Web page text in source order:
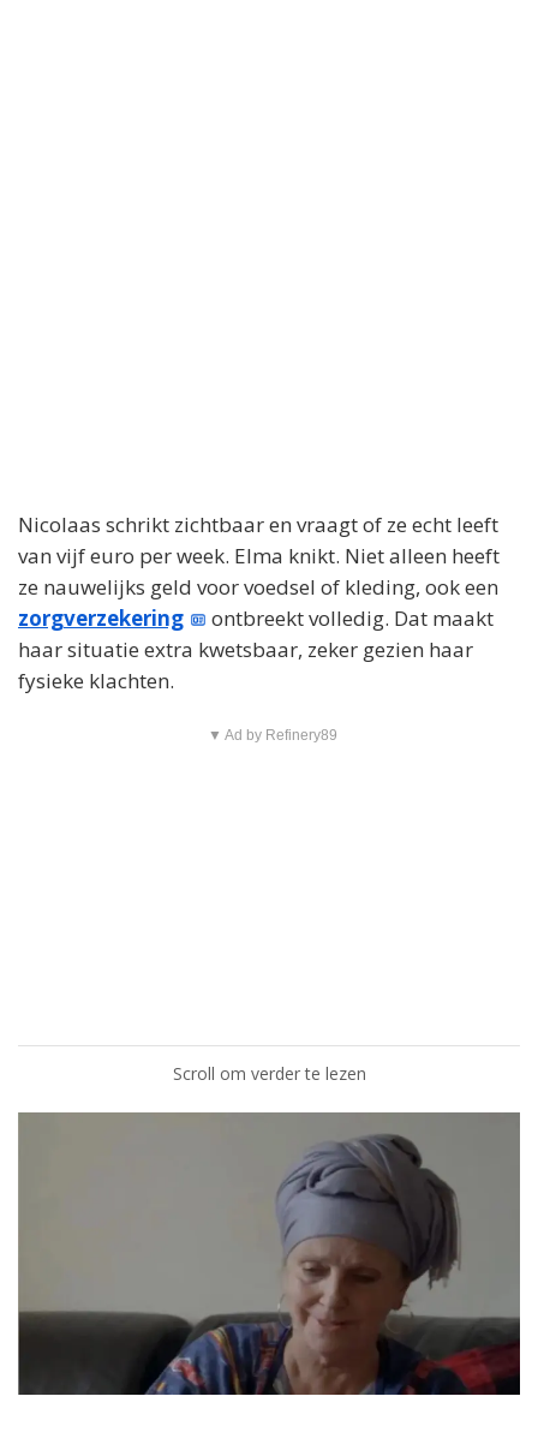
Nicolaas schrikt zichtbaar en vraagt of ze echt leeft
van vijf euro per week. Elma knikt. Niet alleen heeft
ze nauwelijks geld voor voedsel of kleding, ook een
zorgverzekering
ontbreekt volledig. Dat maakt
haar situatie extra kwetsbaar, zeker gezien haar
fysieke klachten.
▼ Ad by Refinery89
Scroll om verder te lezen